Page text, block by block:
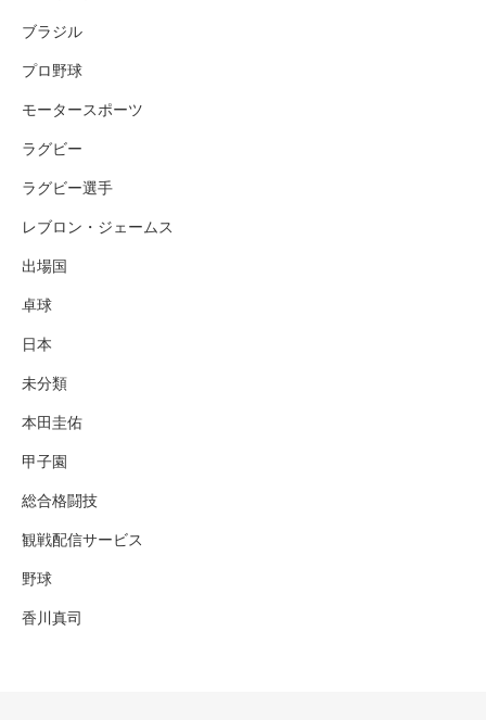
ブラジル
プロ野球
モータースポーツ
ラグビー
ラグビー選手
レブロン・ジェームス
出場国
卓球
日本
未分類
本田圭佑
甲子園
総合格闘技
観戦配信サービス
野球
香川真司